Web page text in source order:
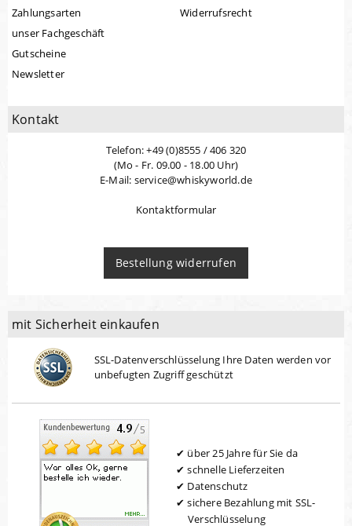
Zahlungsarten
unser Fachgeschäft
Gutscheine
Newsletter
Widerrufsrecht
Kontakt
Telefon: +49 (0)8555 / 406 320
(Mo - Fr. 09.00 - 18.00 Uhr)
E-Mail: service@whiskyworld.de
Kontaktformular
Bestellung widerrufen
mit Sicherheit einkaufen
SSL-Datenverschlüsselung Ihre Daten werden vor
unbefugten Zugriff geschützt
über 25 Jahre für Sie da
schnelle Lieferzeiten
Datenschutz
sichere Bezahlung mit SSL-
Verschlüsselung